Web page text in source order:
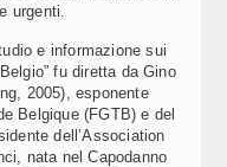
urgenti.
e informazione sui
fu diretta da Gino
2005), esponente
Belgique (FGTB) e del
dell’Association
nata nel Capodanno